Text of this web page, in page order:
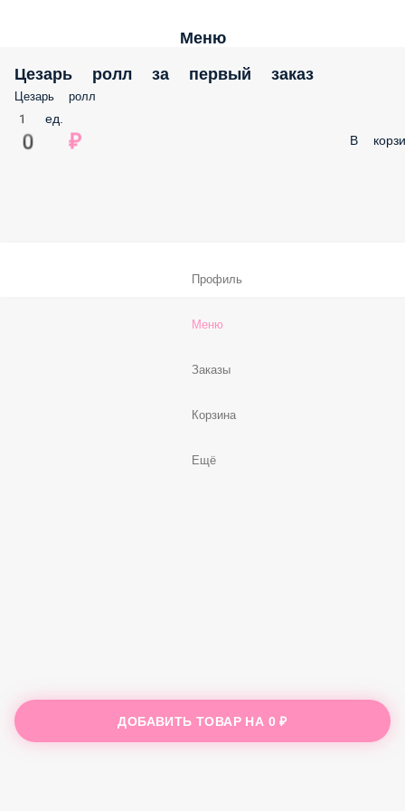
Меню
Цезарь ролл за первый заказ
Цезарь ролл
1 ед.
0 ₽ В
ДОБАВИТЬ ТОВАР НА 0 ₽
Профиль
Меню
Заказы
Корзина
Ещё